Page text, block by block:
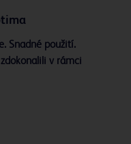
Snadné použití.
v rámci